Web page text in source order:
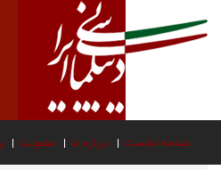
صفحه نخست درباره ما عضویت